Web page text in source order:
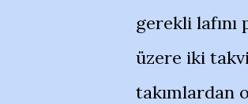
gerekli
üzere iki
takımlardan